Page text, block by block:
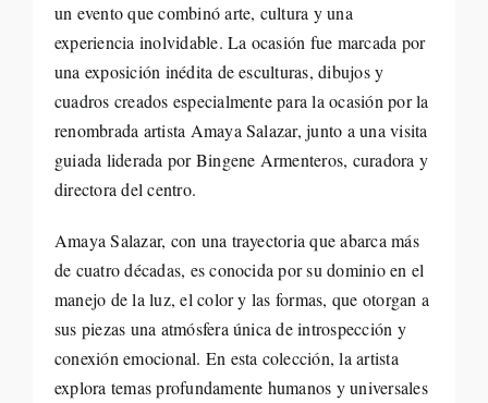
un evento que combinó arte, cultura y una
experiencia inolvidable. La ocasión fue marcada por
una exposición inédita de esculturas, dibujos y
cuadros creados especialmente para la ocasión por la
renombrada artista Amaya Salazar, junto a una visita
guiada liderada por Bingene Armenteros, curadora y
directora del centro.
Amaya Salazar, con una trayectoria que abarca más
de cuatro décadas, es conocida por su dominio en el
manejo de la luz, el color y las formas, que otorgan a
sus piezas una atmósfera única de introspección y
conexión emocional. En esta colección, la artista
explora temas profundamente humanos y universales